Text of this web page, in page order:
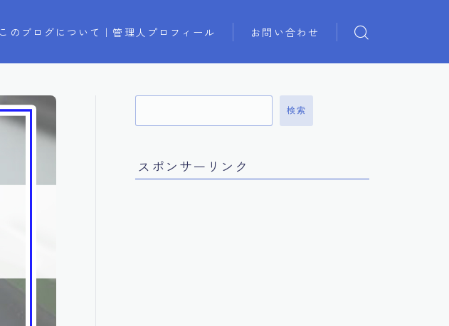
このブログについて｜管理人プロフィール お問い合わせ
検索
スポンサーリンク